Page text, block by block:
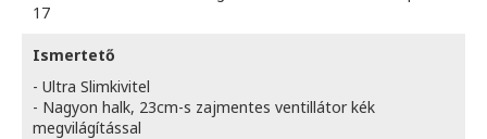
17
Ismertető
- Ultra Slimkivitel
- Nagyon halk, 23cm-s zajmentes ventillátor kék
megvilágítással